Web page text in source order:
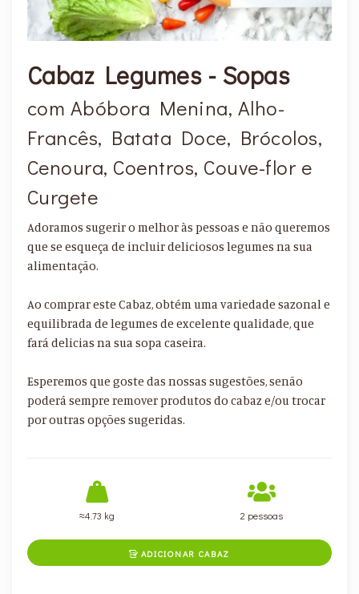
Cabaz Legumes - Sopas
com Abóbora Menina, Alho-
Francês, Batata Doce, Brócolos,
Cenoura, Coentros, Couve-flor e
Curgete
Adoramos sugerir o melhor às pessoas e não queremos
que se esqueça de incluir deliciosos legumes na sua
alimentação.
Ao comprar este Cabaz, obtém uma variedade sazonal e
equilibrada de legumes de excelente qualidade, que
fará delicias na sua sopa caseira.
Esperemos que goste das nossas sugestões, senão
poderá sempre remover produtos do cabaz e/ou trocar
por outras opções sugeridas.
≈4.73 kg 2 pessoas
ADICIONAR CABAZ